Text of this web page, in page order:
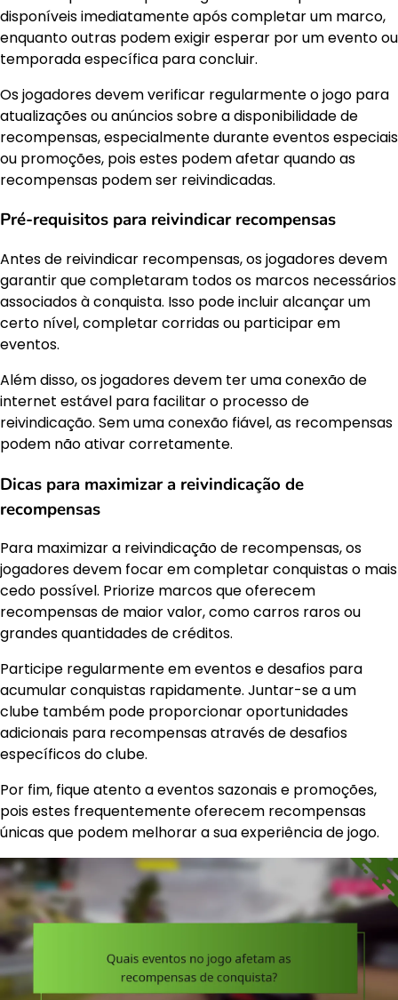
disponíveis imediatamente após completar um marco,
enquanto outras podem exigir esperar por um evento ou
temporada específica para concluir.
Os jogadores devem verificar regularmente o jogo para
atualizações ou anúncios sobre a disponibilidade de
recompensas, especialmente durante eventos especiais
ou promoções, pois estes podem afetar quando as
recompensas podem ser reivindicadas.
Pré-requisitos para reivindicar recompensas
Antes de reivindicar recompensas, os jogadores devem
garantir que completaram todos os marcos necessários
associados à conquista. Isso pode incluir alcançar um
certo nível, completar corridas ou participar em
eventos.
Além disso, os jogadores devem ter uma conexão de
internet estável para facilitar o processo de
reivindicação. Sem uma conexão fiável, as recompensas
podem não ativar corretamente.
Dicas para maximizar a reivindicação de
recompensas
Para maximizar a reivindicação de recompensas, os
jogadores devem focar em completar conquistas o mais
cedo possível. Priorize marcos que oferecem
recompensas de maior valor, como carros raros ou
grandes quantidades de créditos.
Participe regularmente em eventos e desafios para
acumular conquistas rapidamente. Juntar-se a um
clube também pode proporcionar oportunidades
adicionais para recompensas através de desafios
específicos do clube.
Por fim, fique atento a eventos sazonais e promoções,
pois estes frequentemente oferecem recompensas
únicas que podem melhorar a sua experiência de jogo.